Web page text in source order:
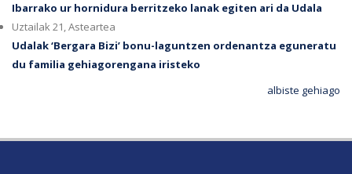
Ibarrako ur hornidura berritzeko lanak egiten ari da Udala
Uztailak 21, Asteartea
Udalak ‘Bergara Bizi’ bonu-laguntzen ordenantza eguneratu
du familia gehiagorengana iristeko
albiste gehiago